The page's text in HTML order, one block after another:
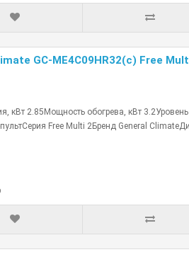
GC-ME4С09HR32(с) Free
кВт 2.85Мощность обогрева, кВт
Free Multi 2Бренд General